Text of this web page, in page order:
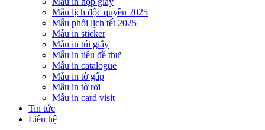
Mẫu lịch độc quyền 2025
Mẫu phôi lịch tết 2025
Mẫu in sticker
Mẫu in túi giấy
Mẫu in tiêu đề thư
Mẫu in catalogue
Mẫu in tờ gấp
Mẫu in tờ rơi
Mẫu in card visit
Tin tức
Liên hệ